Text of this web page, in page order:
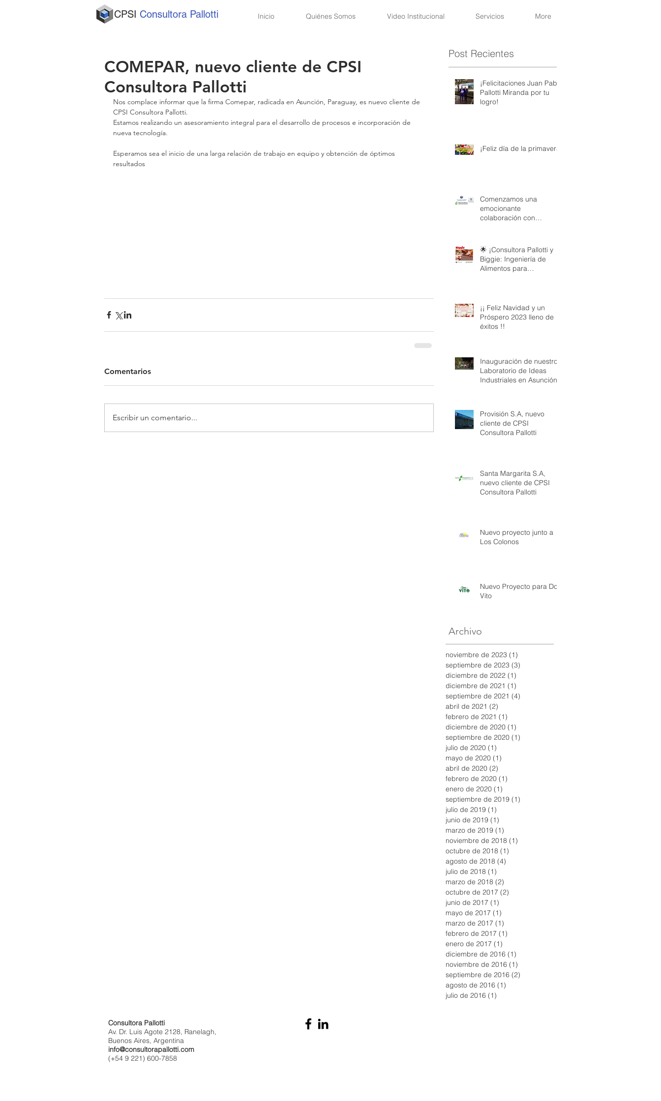
CPSI Consultora Pallotti Inicio Quiénes Somos Video Institucional Servicios More
COMEPAR, nuevo cliente de CPSI
Consultora Pallotti
Nos complace informar que la firma Comepar, radicada en Asunción, Paraguay, es nuevo cliente de
CPSI Consultora Pallotti.
Estamos realizando un asesoramiento integral para el desarrollo de procesos e incorporación de
nueva tecnología.
Esperamos sea el inicio de una larga relación de trabajo en equipo y obtención de óptimos
resultados
Comentarios
Escribir un comentario...
Post Recientes
¡Felicitaciones Juan Pablo
Pallotti Miranda por tu
logro!
¡Feliz día de la primavera!
Comenzamos una
emocionante
colaboración con
🌟 ¡Consultora Pallotti y
Biggie: Ingeniería de
Alimentos para
¡¡ Feliz Navidad y un
Próspero 2023 lleno de
éxitos !!
Inauguración de nuestro
Laboratorio de Ideas
Industriales en Asunción
Provisión S.A, nuevo
cliente de CPSI
Consultora Pallotti
Santa Margarita S.A,
nuevo cliente de CPSI
Consultora Pallotti
Nuevo proyecto junto a
Los Colonos
Nuevo Proyecto para Don
Vito
Archivo
noviembre de 2023 (1)
septiembre de 2023 (3)
diciembre de 2022 (1)
diciembre de 2021 (1)
septiembre de 2021 (4)
abril de 2021 (2)
febrero de 2021 (1)
diciembre de 2020 (1)
septiembre de 2020 (1)
julio de 2020 (1)
mayo de 2020 (1)
abril de 2020 (2)
febrero de 2020 (1)
enero de 2020 (1)
septiembre de 2019 (1)
julio de 2019 (1)
junio de 2019 (1)
marzo de 2019 (1)
noviembre de 2018 (1)
octubre de 2018 (1)
agosto de 2018 (4)
julio de 2018 (1)
marzo de 2018 (2)
octubre de 2017 (2)
junio de 2017 (1)
mayo de 2017 (1)
marzo de 2017 (1)
febrero de 2017 (1)
enero de 2017 (1)
diciembre de 2016 (1)
noviembre de 2016 (1)
septiembre de 2016 (2)
agosto de 2016 (1)
julio de 2016 (1)
Consultora Pallotti
Av. Dr. Luis Agote 2128, Ranelagh,
Buenos Aires, Argentina
info@consultorapallotti.com
(+54 9 221) 600-7858